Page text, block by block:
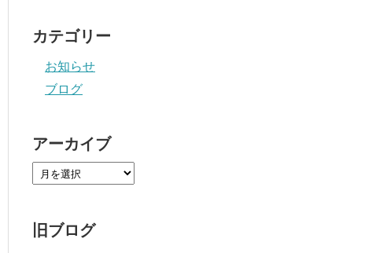
カテゴリー
お知らせ
ブログ
アーカイブ
旧ブログ